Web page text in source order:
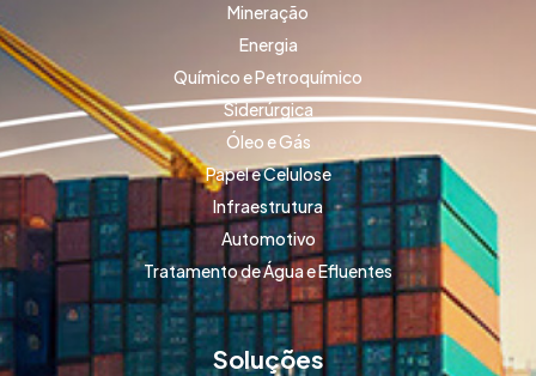
Mineração
Energia
Químico e Petroquímico
Siderúrgica
Óleo e Gás
Papel e Celulose
Infraestrutura
Automotivo
Tratamento de Água e Efluentes
Soluções